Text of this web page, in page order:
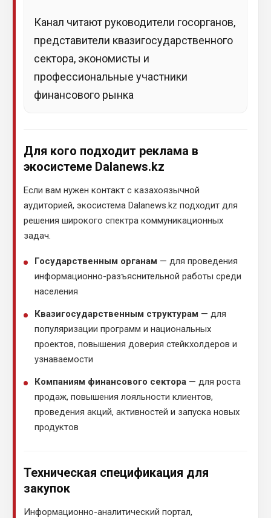
Канал читают руководители госорганов,
представители квазигосударственного
сектора, экономисты и
профессиональные участники
финансового рынка
Для кого подходит реклама в
экосистеме Dalanews.kz
Если вам нужен контакт с казахоязычной
аудиторией, экосистема Dalanews.kz подходит для
решения широкого спектра коммуникационных
задач.
Государственным органам — для проведения
информационно-разъяснительной работы среди
населения
Квазигосударственным структурам — для
популяризации программ и национальных
проектов, повышения доверия стейкхолдеров и
узнаваемости
Компаниям финансового сектора — для роста
продаж, повышения лояльности клиентов,
проведения акций, активностей и запуска новых
продуктов
Техническая спецификация для
закупок
Информационно-аналитический портал,